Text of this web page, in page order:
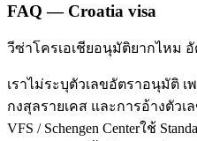
FAQ — Croatia visa
วีซ่าโครเอเชียอนุมัติยากไหม อั
เราไม่ระบุตัวเลขอัตราอนุมัติ
กงสุลรายเคส และการอ้างตัวเ
VFS / Schengen Centerใช้